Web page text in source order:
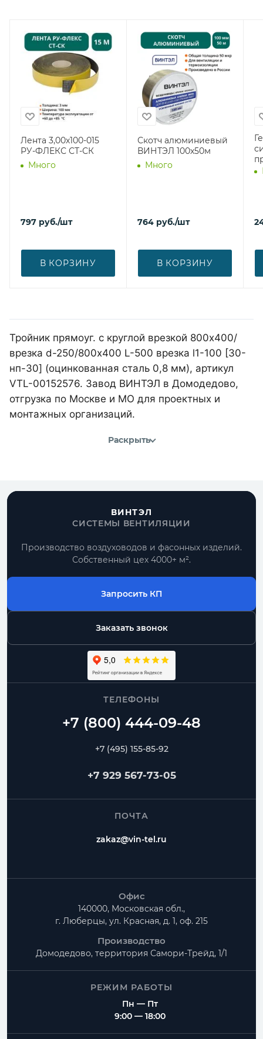
Лента 3,00х100-015
РУ-ФЛЕКС СТ-СК
Много
797 руб./шт
В КОРЗИНУ
Скотч алюминиевый
ВИНТЭЛ 100х50м
Много
764 руб./шт
В КОРЗИНУ
Тройник прямоуг. с круглой врезкой 800х400/
врезка d-250/800х400 L-500 врезка l1-100 [30-
нп-30] (оцинкованная сталь 0,8 мм), артикул
VTL-00152576. Завод ВИНТЭЛ в Домодедово,
отгрузка по Москве и МО для проектных и
монтажных организаций.
Раскрыть
ВИНТЭЛ
СИСТЕМЫ ВЕНТИЛЯЦИИ
Производство воздуховодов и фасонных изделий.
Собственный цех 4000+ м².
Запросить КП
Заказать звонок
ТЕЛЕФОНЫ
+7 (495) 155-85-92
+7 929 567-73-05
ПОЧТА
zakaz@vin-tel.ru
Офис
140000, Московская обл.,
г. Люберцы, ул. Красная, д. 1, оф. 215
Производство
Домодедово, территория Самори-Трейд, 1/1
РЕЖИМ РАБОТЫ
Пн — Пт
9:00 — 18:00